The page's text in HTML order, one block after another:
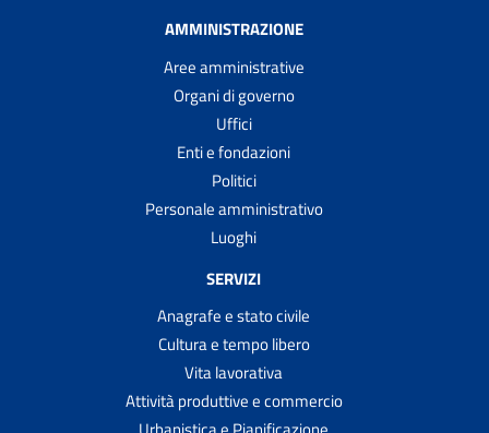
AMMINISTRAZIONE
Aree amministrative
Organi di governo
Uffici
Enti e fondazioni
Politici
Personale amministrativo
Luoghi
SERVIZI
Anagrafe e stato civile
Cultura e tempo libero
Vita lavorativa
Attività produttive e commercio